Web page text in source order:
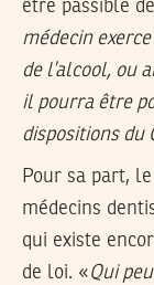
être passible
médecin
de l’alcool, ou
il pourra être
dispositions du
Pour sa part,
médecins
qui existe
de loi. «Qui